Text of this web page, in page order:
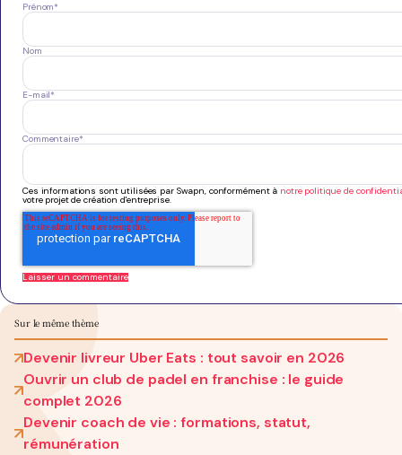
Prénom*
Nom
E-mail*
Commentaire*
Ces informations sont utilisées par Swapn, conformément à notre politique de
votre projet de création d'entreprise.
Sur le même thème
Devenir livreur Uber Eats : tout savoir en 2026
Ouvrir un club de padel en franchise : le guide
complet 2026
Devenir coach de vie : formations, statut,
rémunération